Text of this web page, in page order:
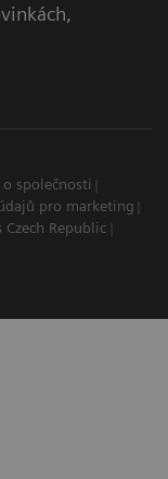
společnosti
pro marketing
Czech Republic